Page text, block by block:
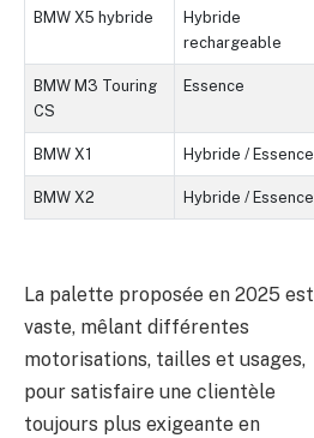
BMW X5 hybride
Hybride
rechargeable
BMW M3 Touring
CS
Essence
BMW X1 Hybride / Essence
BMW X2 Hybride / Essence
La palette proposée en 2025 est
vaste, mêlant différentes
motorisations, tailles et usages,
pour satisfaire une clientèle
toujours plus exigeante en